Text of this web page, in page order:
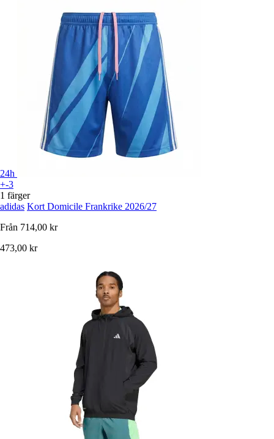
24h
+-3
1 färger
adidas Kort Domicile Frankrike 2026/27
Från 714,00 kr
473,00 kr